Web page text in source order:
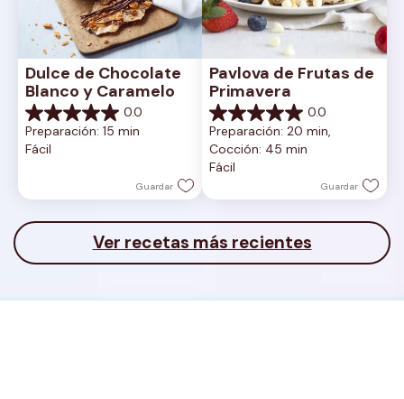
Dulce de Chocolate
Blanco y Caramelo
0.0
0.0
de
5
Preparación: 15 min
Fácil
Guardar
Pavlova de Frutas de
Primavera
0.0
0.0
de
5
estrellas.
Preparación: 20 min,
Cocción: 45 min
Fácil
Guardar
Ver recetas más recientes